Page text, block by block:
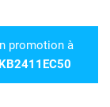
promotion à